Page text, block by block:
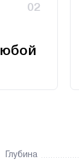
02
Глубина